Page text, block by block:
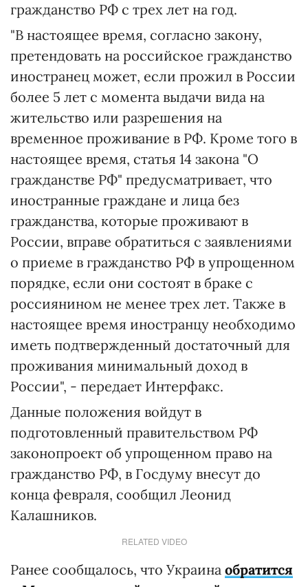
гражданство РФ с трех лет на год.
"В настоящее время, согласно закону,
претендовать на российское гражданство
иностранец может, если прожил в России
более 5 лет с момента выдачи вида на
жительство или разрешения на
временное проживание в РФ. Кроме того в
настоящее время, статья 14 закона "О
гражданстве РФ" предусматривает, что
иностранные граждане и лица без
гражданства, которые проживают в
России, вправе обратиться с заявлениями
о приеме в гражданство РФ в упрощенном
порядке, если они состоят в браке с
россиянином не менее трех лет. Также в
настоящее время иностранцу необходимо
иметь подтвержденный достаточный для
проживания минимальный доход в
России", - передает Интерфакс.
Данные положения войдут в
подготовленный правительством РФ
законопроект об упрощенном право на
гражданство РФ, в Госдуму внесут до
конца февраля, сообщил Леонид
Калашников.
RELATED VIDEO
Ранее сообщалось, что Украина обратится